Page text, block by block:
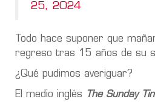
25, 2024
Todo hace suponer que
regreso tras 15 años de su
¿Qué pudimos averiguar?
El medio inglés The Sunday